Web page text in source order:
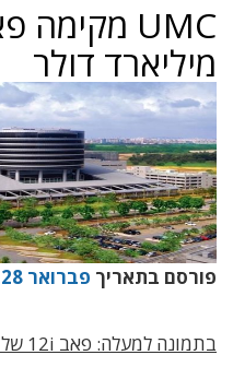
מיליארד דולר
פורסם בתאריך פברואר 28, 2022
בתמונה למעלה: פאב 12i של UMC בסינגפור